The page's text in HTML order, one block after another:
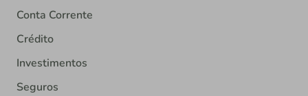
Conta Corrente
Crédito
Investimentos
Seguros